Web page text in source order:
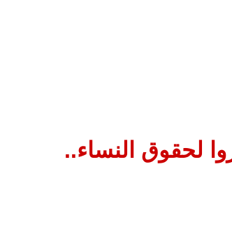
لحقوق النساء..